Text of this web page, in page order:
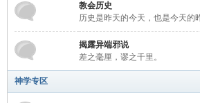
教会历史
历史是昨天的今天，也是今天的
揭露异端邪说
差之毫厘，谬之千里。
神学专区